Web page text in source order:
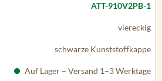
ATT-910V2PB-1
viereckig
schwarze Kunststoffkappe
Auf Lager – Versand 1–3 Werktage